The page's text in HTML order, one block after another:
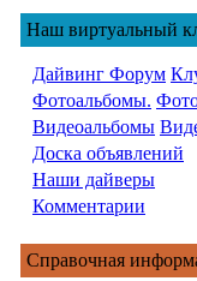
Наш виртуальный
Дайвинг Форум
Фотоальбомы.
Видеоальбомы
Доска объявлений
Наши дайверы
Комментарии
Справочная